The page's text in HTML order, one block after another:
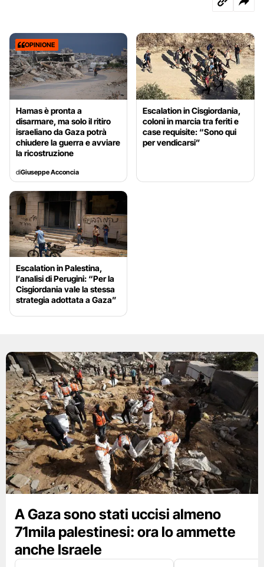
OPINIONE
Hamas è pronta a
disarmare, ma solo il ritiro
israeliano da Gaza potrà
chiudere la guerra e avviare
la ricostruzione
diGiuseppe Acconcia
Escalation in Cisgiordania,
coloni in marcia tra feriti e
case requisite: “Sono qui
per vendicarsi”
Escalation in Palestina,
l’analisi di Perugini: “Per la
Cisgiordania vale la stessa
strategia adottata a Gaza”
A Gaza sono stati uccisi almeno
71mila palestinesi: ora lo ammette
anche Israele